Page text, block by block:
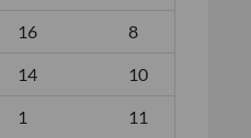
16 8
14 10
1 11